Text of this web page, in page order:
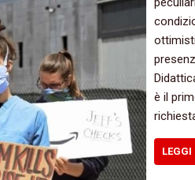
è il
LEGGI